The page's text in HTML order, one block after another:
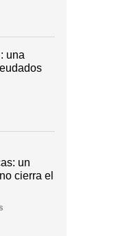
una
un
cierra el